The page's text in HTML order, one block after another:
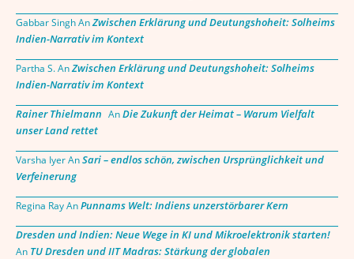
Gabbar SinghAnZwischen Erklärung und Deutungshoheit: Solheims
Indien-Narrativ im Kontext
Partha S.AnZwischen Erklärung und Deutungshoheit: Solheims
Indien-Narrativ im Kontext
Rainer Thielmann AnDie Zukunft der Heimat – Warum Vielfalt
unser Land rettet
Varsha IyerAnSari – endlos schön, zwischen Ursprünglichkeit und
Verfeinerung
Regina RayAnPunnams Welt: Indiens unzerstörbarer Kern
Dresden und Indien: Neue Wege in KI und Mikroelektronik starten!
An TU Dresden und IIT Madras: Stärkung der globalen